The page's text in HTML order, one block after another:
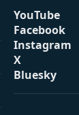
YouTube
Facebook
Instagram
X
Bluesky